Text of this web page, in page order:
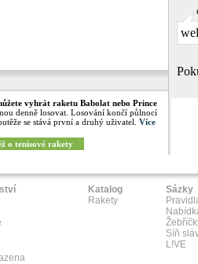
vyhrát raketu Babolat nebo Prince
denně losovat. Losování končí půlnocí
se stává první a druhý uživatel. Více
o tenisové rakety
Katalog
Rakety
Sázky
Síň
L!VE